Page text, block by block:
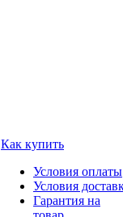
Как купить
Условия оплаты
Условия
Гарантия на